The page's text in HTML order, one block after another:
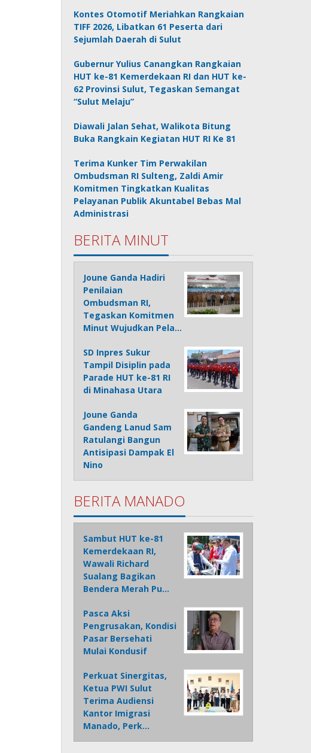
Kontes Otomotif Meriahkan Rangkaian
TIFF 2026, Libatkan 61 Peserta dari
Sejumlah Daerah di Sulut
Gubernur Yulius Canangkan Rangkaian
HUT ke-81 Kemerdekaan RI dan HUT ke-
62 Provinsi Sulut, Tegaskan Semangat
“Sulut Melaju”
Diawali Jalan Sehat, Walikota Bitung
Buka Rangkain Kegiatan HUT RI Ke 81
Terima Kunker Tim Perwakilan
Ombudsman RI Sulteng, Zaldi Amir
Komitmen Tingkatkan Kualitas
Pelayanan Publik Akuntabel Bebas Mal
Administrasi
BERITA MINUT
Joune Ganda Hadiri
Penilaian
Ombudsman RI,
Tegaskan Komitmen
Minut Wujudkan Pela…
SD Inpres Sukur
Tampil Disiplin pada
Parade HUT ke-81 RI
di Minahasa Utara
Joune Ganda
Gandeng Lanud Sam
Ratulangi Bangun
Antisipasi Dampak El
Nino
BERITA MANADO
Sambut HUT ke-81
Kemerdekaan RI,
Wawali Richard
Sualang Bagikan
Bendera Merah Pu…
Pasca Aksi
Pengrusakan, Kondisi
Pasar Bersehati
Mulai Kondusif
Perkuat Sinergitas,
Ketua PWI Sulut
Terima Audiensi
Kantor Imigrasi
Manado, Perk…